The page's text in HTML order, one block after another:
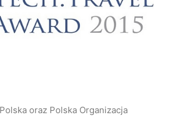
oraz Polska Organizacja